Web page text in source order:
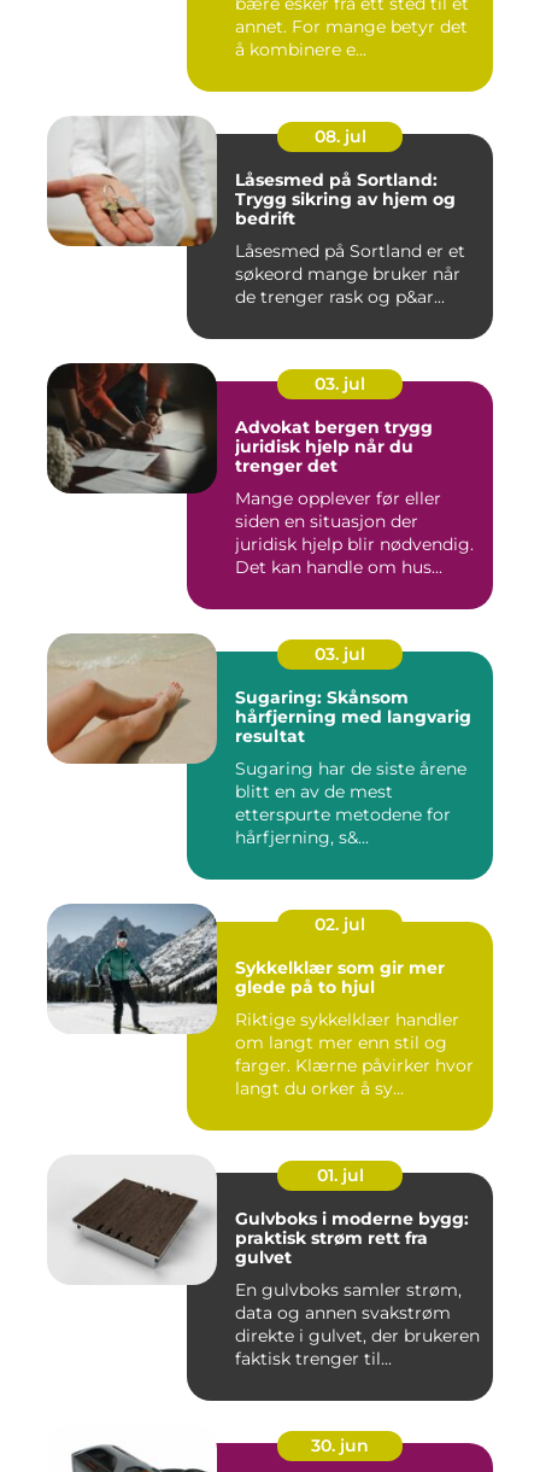
annet. For mange betyr det
å kombinere e...
08. jul
Låsesmed på Sortland:
Trygg sikring av hjem og
bedrift
Låsesmed på Sortland er et
søkeord mange bruker når
de trenger rask og p&ar...
03. jul
Advokat bergen trygg
juridisk hjelp når du
trenger det
Mange opplever før eller
siden en situasjon der
juridisk hjelp blir nødvendig.
Det kan handle om hus...
03. jul
Sugaring: Skånsom
hårfjerning med langvarig
resultat
Sugaring har de siste årene
blitt en av de mest
etterspurte metodene for
hårfjerning, s&...
02. jul
Sykkelklær som gir mer
glede på to hjul
Riktige sykkelklær handler
om langt mer enn stil og
farger. Klærne påvirker hvor
langt du orker å sy...
01. jul
Gulvboks i moderne bygg:
praktisk strøm rett fra
gulvet
En gulvboks samler strøm,
data og annen svakstrøm
direkte i gulvet, der brukeren
faktisk trenger til...
30. jun